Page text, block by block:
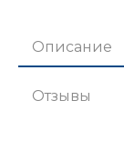
Описание
Отзывы